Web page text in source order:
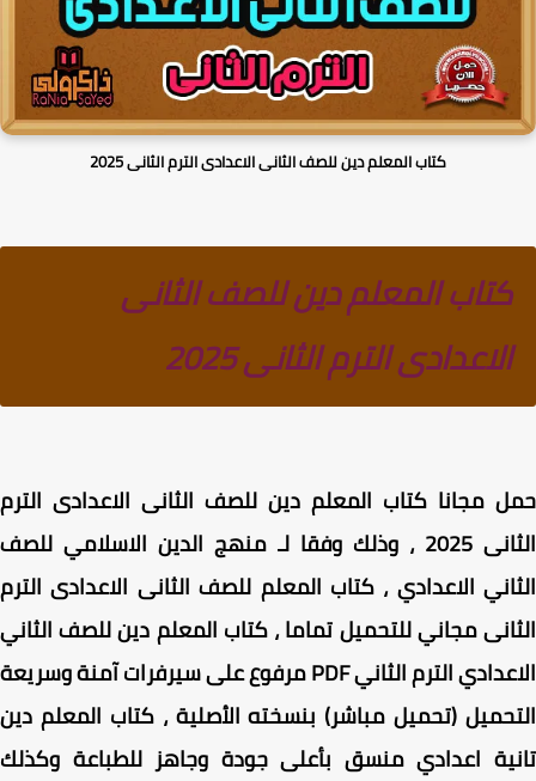
كتاب المعلم دين للصف الثانى الاعدادى الترم الثانى 2025
كتاب المعلم دين للصف الثانى
الاعدادى الترم الثانى 2025
مجانا كتاب المعلم دين للصف الثانى الاعدادى الترم
الثانى 2025 ، وذلك وفقا لـ منهج الدين الاسلامي للصف
الاعدادي ، كتاب المعلم للصف الثانى الاعدادى الترم
مجاني للتحميل تماما ، كتاب المعلم دين للصف الثاني
الاعدادي الترم الثاني PDF مرفوع على سيرفرات آمنة وسريعة
(تحميل مباشر) بنسخته الأصلية ، كتاب المعلم دين
اعدادي منسق بأعلى جودة وجاهز للطباعة وكذلك